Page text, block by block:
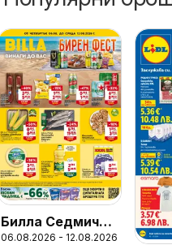
Билла Седмична
брошура
06.08.2026 - 12.08.2026